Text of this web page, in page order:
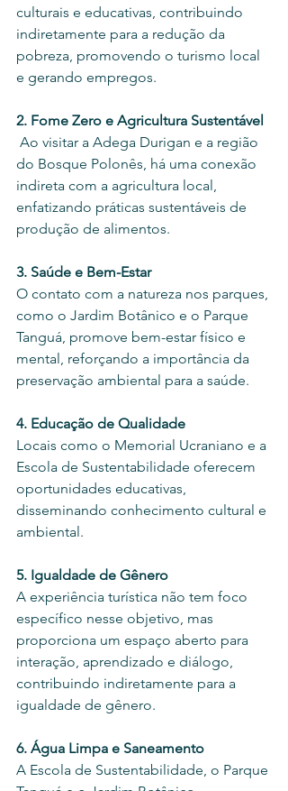
culturais e educativas, contribuindo
indiretamente para a redução da
pobreza, promovendo o turismo local
e gerando empregos.
2. Fome Zero e Agricultura Sustentável
do Bosque Polonês, há uma conexão
indireta com a agricultura local,
enfatizando práticas sustentáveis de
produção de alimentos.
3. Saúde e Bem-Estar
O contato com a natureza nos parques,
como o Jardim Botânico e o Parque
Tanguá, promove bem-estar físico e
mental, reforçando a importância da
preservação ambiental para a saúde.
4. Educação de Qualidade
Locais como o Memorial Ucraniano e a
Escola de Sustentabilidade oferecem
oportunidades educativas,
disseminando conhecimento cultural e
ambiental.
5. Igualdade de Gênero
A experiência turística não tem foco
específico nesse objetivo, mas
proporciona um espaço aberto para
interação, aprendizado e diálogo,
contribuindo indiretamente para a
igualdade de gênero.
6. Água Limpa e Saneamento
A Escola de Sustentabilidade, o Parque